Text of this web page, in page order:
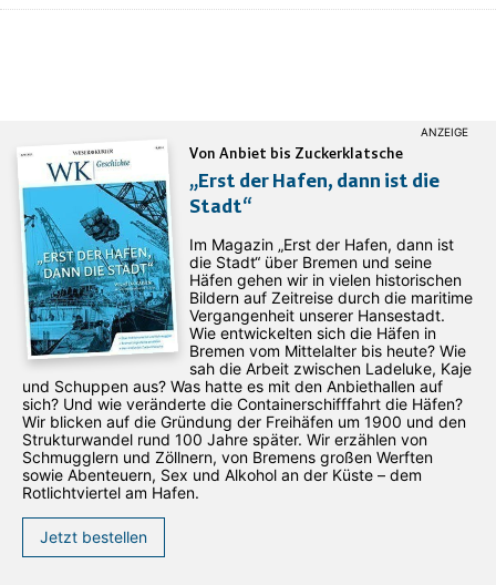
Von Anbiet bis Zuckerklatsche
„Erst der Hafen, dann ist die
Stadt“
Im Magazin „Erst der Hafen, dann ist
die Stadt“ über Bremen und seine
Häfen gehen wir in vielen historischen
Bildern auf Zeitreise durch die maritime
Vergangenheit unserer Hansestadt.
Wie entwickelten sich die Häfen in
Bremen vom Mittelalter bis heute? Wie
sah die Arbeit zwischen Ladeluke, Kaje
und Schuppen aus? Was hatte es mit den Anbiethallen auf
sich? Und wie veränderte die Containerschifffahrt die Häfen?
Wir blicken auf die Gründung der Freihäfen um 1900 und den
Strukturwandel rund 100 Jahre später. Wir erzählen von
Schmugglern und Zöllnern, von Bremens großen Werften
sowie Abenteuern, Sex und Alkohol an der Küste – dem
Rotlichtviertel am Hafen.
Jetzt bestellen